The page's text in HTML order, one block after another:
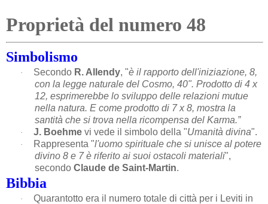
Proprietà del numero 48
Simbolismo
· Secondo R. Allendy, "è il rapporto dell'iniziazione, 8,
con la legge naturale del Cosmo, 40". Prodotto di 4 x
12, esprimerebbe lo sviluppo delle relazioni mutue
nella natura. E come prodotto di 7 x 8, mostra la
santità che si trova nella ricompensa del Karma.”
· J. Boehme vi vede il simbolo della "Umanità divina".
· Rappresenta "l'uomo spirituale che si unisce al potere
divino 8 e 7 è riferito ai suoi ostacoli materiali",
secondo Claude de Saint-Martin.
Bibbia
·
Quarantotto era il numero totale di città per i Leviti in